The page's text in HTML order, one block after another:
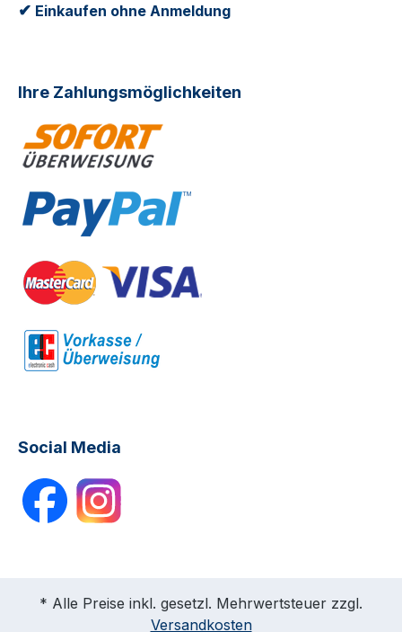
✔ Einkaufen ohne Anmeldung
Ihre Zahlungsmöglichkeiten
Social Media
* Alle Preise inkl. gesetzl. Mehrwertsteuer zzgl.
Versandkosten